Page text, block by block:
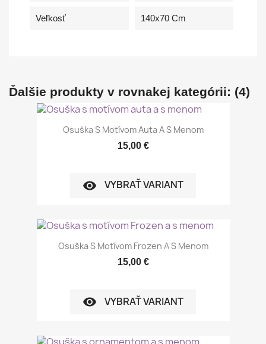
Veľkosť 140x70 Cm
Ďalšie produkty v rovnakej kategórii: (4)
Osuška S Motívom Auta A S Menom
15,00 €
visibility VYBRAŤ VARIANT
Osuška S Motívom Frozen A S Menom
15,00 €
visibility VYBRAŤ VARIANT